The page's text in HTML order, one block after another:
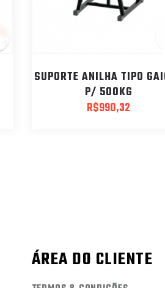
SUPORTE ANILHA TIPO
P/ 500KG
R$990,32
ÁREA DO CLIENTE